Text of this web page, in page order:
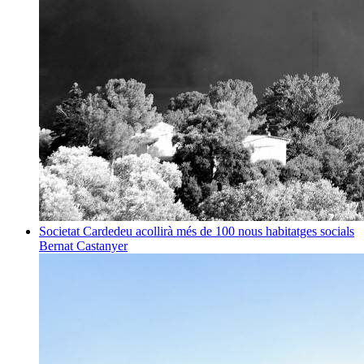
Societat Cardedeu acollirà més de 100 nous habitatges socials
Bernat Castanyer